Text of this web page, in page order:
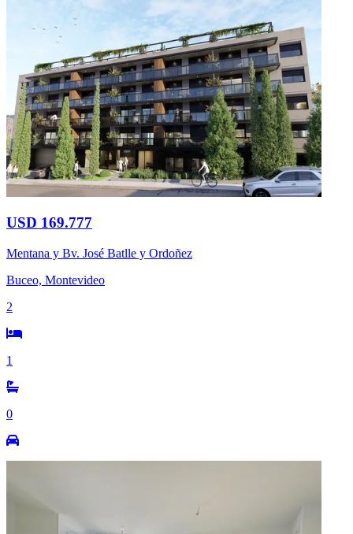
USD 169.777
Mentana y Bv. José Batlle y Ordoñez
Buceo, Montevideo
2
1
0